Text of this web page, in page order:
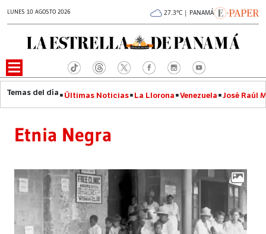
LUNES 10 AGOSTO 2026 27.3°C | PANAMÁ
Últimas Noticias La Llorona Venezuela José Raúl
Etnia Negra